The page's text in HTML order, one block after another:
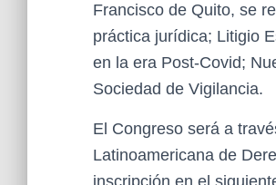
Francisco de Quito, se
práctica jurídica; Litigio
en la era Post-Covid;
Sociedad de Vigilancia.
El Congreso será a
Latinoamericana de
inscripción en el